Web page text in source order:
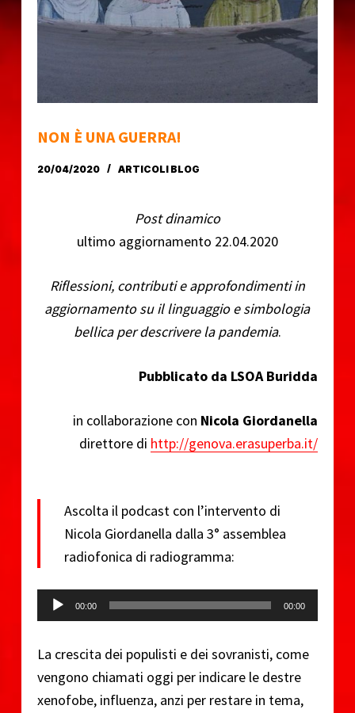
o
NON È UNA GUERRA!
20/04/2020 ARTICOLI BLOG
Post dinamico
ultimo aggiornamento 22.04.2020
Riflessioni, contributi e approfondimenti in
aggiornamento su il linguaggio e simbologia
bellica per descrivere la pandemia.
Pubblicato da LSOA Buridda
in collaborazione con Nicola Giordanella
direttore di http://genova.erasuperba.it/
Ascolta il podcast con l’intervento di
Nicola Giordanella dalla 3° assemblea
radiofonica di radiogramma:
Audio Player
00:00 00:00
La crescita dei populisti e dei sovranisti, come
vengono chiamati oggi per indicare le destre
xenofobe, influenza, anzi per restare in tema,